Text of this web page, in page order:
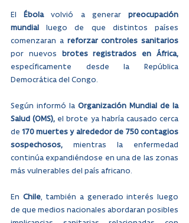
El Ébola volvió a generar preocupación
mundial
luego de que distintos países
comenzaran a
por nuevos
específicamente
desde
la República
Democrática del Congo.
Según informó la Organización Mundial de la
Salud (OMS), el brote ya habría causado cerca
de 170 muertes y alrededor de 750 contagios
sospechosos, mientras la enfermedad
continúa expandiéndose en una de las zonas
más vulnerables del país africano.
En Chile, también a generado interés luego
de que medios nacionales abordaran posibles